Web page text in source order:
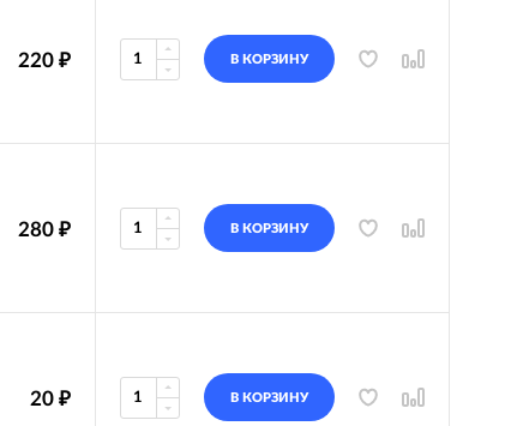
220 ₽ В КОРЗИНУ
280 ₽ В КОРЗИНУ
20 ₽ В КОРЗИНУ